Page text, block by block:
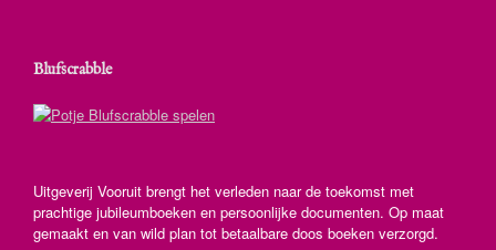
Blufscrabble
Uitgeverij Vooruit brengt het verleden naar de toekomst met
prachtige jubileumboeken en persoonlijke documenten. Op maat
gemaakt en van wild plan tot betaalbare doos boeken verzorgd.